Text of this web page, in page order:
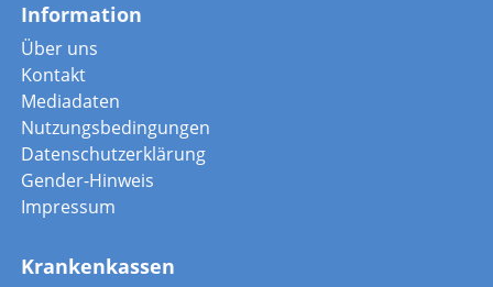
Information
Über uns
Kontakt
Mediadaten
Nutzungsbedingungen
Datenschutzerklärung
Gender-Hinweis
Impressum
Krankenkassen